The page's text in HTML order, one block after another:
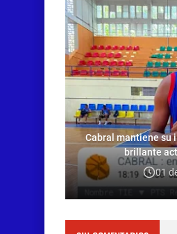
Cabral mantiene su
brillante
01